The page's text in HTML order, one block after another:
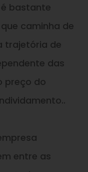
bastante
caminha de
trajetória de
das
preço do
entre as